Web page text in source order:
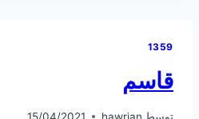
1359
قاسم